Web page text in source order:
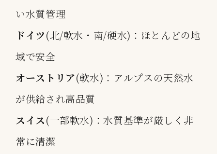
い水質管理
ドイツ(北/軟水・南/硬水)：ほとんどの地
域で安全
オーストリア(軟水)：アルプスの天然水
が供給され高品質
スイス(一部軟水)：水質基準が厳しく非
常に清潔